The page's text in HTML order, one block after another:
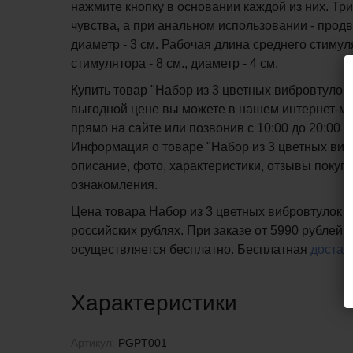
нажмите кнопку в основании каждой из них.
чувства, а при анальном использовании -
диаметр - 3 см. Рабочая длина среднего
стимулятора - 8 см., диаметр - 4 см.
Купить товар "Набор из 3 цветных
выгодной цене вы можете в нашем интернет-
прямо на сайте или позвонив с 10:00 до 20:00
Информация о товаре "Набор из 3 цветных
описание, фото, характеристики, отзывы
ознакомления.
Цена товара Набор из 3 цветных вибровтулок
российских рублях. При заказе от 5990 рублей
осуществляется бесплатно. Бесплатная
Характеристики
PGPT001